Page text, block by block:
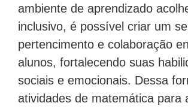
ambiente de aprendizado
inclusivo, é possível criar um
pertencimento e colaboração
alunos, fortalecendo suas
sociais e emocionais. Dessa
atividades de matemática para